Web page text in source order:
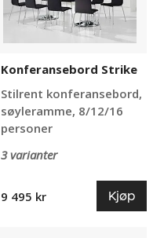
Konferansebord Strike
Stilrent konferansebord,
søyleramme, 8/12/16
personer
3 varianter
9 495 kr Kjøp